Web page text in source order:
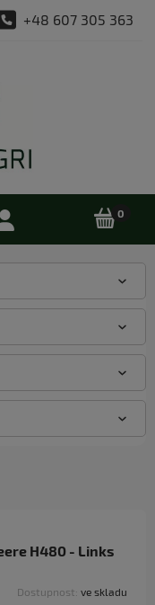
+48 607 305 363
H480 - Links
Dostupnost: ve skladu